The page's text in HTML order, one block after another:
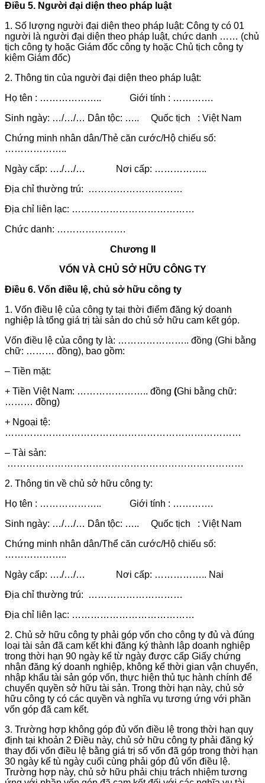
Điều 5. Người đại diện theo pháp luật
1. Số lượng người đại diện theo pháp luật: Công ty có 01
người là người đại diện theo pháp luật, chức danh …… (chủ
tịch công ty hoặc Giám đốc công ty hoặc Chủ tịch công ty
kiêm Giám đốc)
2. Thông tin của người đại diện theo pháp luật:
Họ tên : ……………….. Giới tính : ………….
Sinh ngày: …/…/… Dân tộc: ….. Quốc tịch : Việt Nam
Chứng minh nhân dân/Thẻ căn cước/Hộ chiếu số:
………………..
Ngày cấp: …./…/… Nơi cấp: ……………..
Địa chỉ thường trú: …………………………
Địa chỉ liên lạc: …………………………………
Chức danh: ………………….
Chương II
VỐN VÀ CHỦ SỞ HỮU CÔNG TY
Điều 6. Vốn điều lệ, chủ sở hữu công ty
1. Vốn điều lệ của công ty tại thời điểm đăng ký doanh
nghiệp là tổng giá trị tài sản do chủ sở hữu cam kết góp.
Vốn điều lệ của công ty là: ………………….. đồng (Ghi bằng
chữ: ……… đồng), bao gồm:
– Tiền mặt:
+ Tiền Việt Nam: ………………….. đồng (Ghi bằng chữ:
……… đồng)
+ Ngoại tệ:
…………………………………………………………………
– Tài sản:
…………………………………………………………………
2. Thông tin về chủ sở hữu công ty:
Họ tên : ……………….. Giới tính : ………….
Sinh ngày: …/…/… Dân tộc: ….. Quốc tịch : Việt Nam
Chứng minh nhân dân/Thể căn cước/Hộ chiếu số:
………………..
Ngày cấp: …./…/… Nơi cấp: …………….. Nai
Địa chỉ thường trú: …………………………
Địa chỉ liên lạc: …………………………………
2. Chủ sở hữu công ty phải góp vốn cho công ty đủ và đúng
loại tài sản đã cam kết khi đăng ký thành lập doanh nghiệp
trong thời hạn 90 ngày kể từ ngày được cấp Giấy chứng
nhận đăng ký doanh nghiệp, không kể thời gian vận chuyển,
nhập khẩu tài sản góp vốn, thực hiện thủ tục hành chính để
chuyển quyền sở hữu tài sản. Trong thời hạn này, chủ sở
hữu công ty có các quyền và nghĩa vụ tương ứng với phần
vốn góp đã cam kết.
3. Trường hợp không góp đủ vốn điều lệ trong thời hạn quy
định tại khoản 2 Điều này, chủ sở hữu công ty phải đăng ký
thay đổi vốn điều lệ bằng giá trị số vốn đã góp trong thời hạn
30 ngày kể tù ngày cuối cùng phải góp đủ vốn điều lệ.
Trường hợp này, chủ sở hữu phải chịu trách nhiệm tương